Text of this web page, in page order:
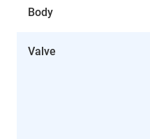
Body
Valve